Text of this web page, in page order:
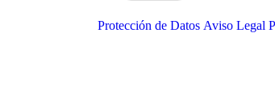
Protección de Datos Aviso Legal